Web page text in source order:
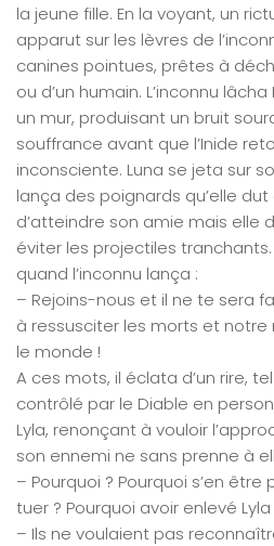
la jeune fille. En la voyant, un
apparut sur les lèvres de
canines pointues, prêtes à
ou d’un humain. L’inconnu
un mur, produisant un bruit
souffrance avant que l’Inide
inconsciente. Luna se jeta sur
lança des poignards qu’elle
d’atteindre son amie mais elle
éviter les projectiles
quand l’inconnu lança :
– Rejoins-nous et il ne te sera
à ressusciter les morts et
le monde !
A ces mots, il éclata d’un rire,
contrôlé par le Diable en
Lyla, renonçant à vouloir
son ennemi ne sans prenne à
– Pourquoi ? Pourquoi s’en
tuer ? Pourquoi avoir enlevé Lyla
– Ils ne voulaient pas